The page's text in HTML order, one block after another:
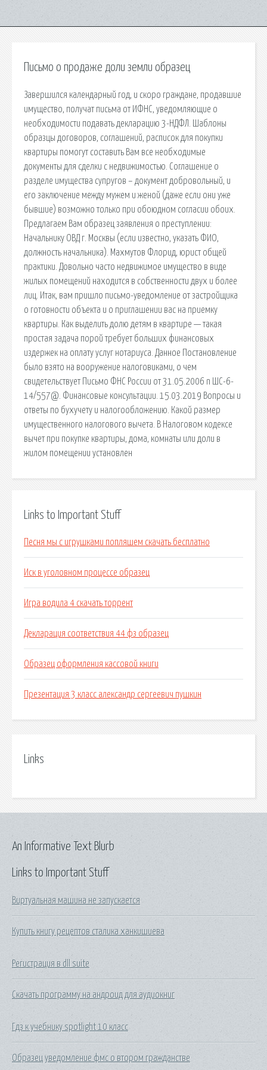
Письмо о продаже доли земли образец
Завершился календарный год, и скоро граждане, продавшие
имущество, получат письма от ИФНС, уведомляющие о
необходимости подавать декларацию 3-НДФЛ. Шаблоны
образцы договоров, соглашений, расписок для покупки
квартиры помогут составить Вам все необходимые
документы для сделки с недвижимостью. Соглашение о
разделе имущества супругов – документ добровольный, и
его заключение между мужем и женой (даже если они уже
бывшие) возможно только при обоюдном согласии обоих.
Предлагаем Вам образец заявления о преступлении:
Начальнику ОВД г. Москвы (если известно, указать ФИО,
должность начальника). Махмутов Флорид, юрист общей
практики. Довольно часто недвижимое имущество в виде
жилых помещений находится в собственности двух и более
лиц. Итак, вам пришло письмо-уведомление от застройщика
о готовности объекта и о приглашении вас на приемку
квартиры. Как выделить долю детям в квартире — такая
простая задача порой требует больших финансовых
издержек на оплату услуг нотариуса. Данное Постановление
было взято на вооружение налоговиками, о чем
свидетельствует Письмо ФНС России от 31.05.2006 n ШС-6-
14/557@. Финансовые консультации. 15.03.2019 Вопросы и
ответы по бухучету и налогообложению. Какой размер
имущественного налогового вычета. В Налоговом кодексе
вычет при покупке квартиры, дома, комнаты или доли в
жилом помещении установлен
Links to Important Stuff
Песня мы с игрушками попляшем скачать бесплатно
Иск в уголовном процессе образец
Игра водила 4 скачать торрент
Декларация соответствия 44 фз образец
Образец оформления кассовой книги
Презентация 3 класс александр сергеевич пушкин
Links
Links to Important Stuff
Виртуальная машина не запускается
Купить книгу рецептов сталика ханкишиева
Регистрация в dll suite
Скачать программу на андроид для аудиокниг
Гдз к учебнику spotlight 10 класс
Образец уведомление фмс о втором гражданстве
An Informative Text Blurb